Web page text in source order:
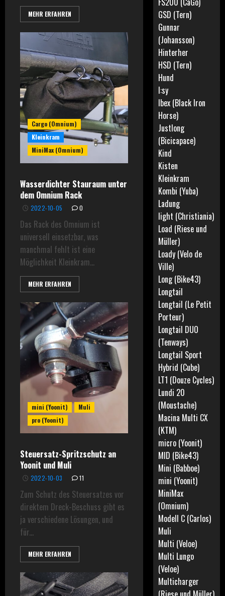
MEHR ERFAHREN
Cargo (Omnium)
Kleinkram
MiniMax (Omnium)
Wasserdichter Stauraum unter
dem Omnium Rack
2022-10-05 0
Das Rack des Omnium ist
universell einsetzbar, was
manchmal fehlt ist eine
Möglichkeit Kleinkram...
MEHR ERFAHREN
mini (Yoonit)
Muli
pro (Yoonit)
Steuersatz-Spritzschutz an
Yoonit und Muli
2022-10-03 11
Zum Schutz des Steuersatzes vor
direktem Dreck-Beschuss gibt es
ja verschiedene Lösungen, und
für...
MEHR ERFAHREN
GSD (Tern)
Gunnar
(Johansson)
Hinterher
HSD (Tern)
Hund
I:sy
Ibex (Black Iron
Horse)
Justlong
(Bicicapace)
Kind
Kisten
Kleinkram
Kombi (Yuba)
Ladung
light (Christiania)
Load (Riese und
Müller)
Loady (Velo de
Ville)
Long (Bike43)
Longtail
Longtail (Le Petit
Porteur)
Longtail DUO
(Tenways)
Longtail Sport
Hybrid (Cube)
LT1 (Douze Cycles)
Lundi 20
(Moustache)
Macina Multi CX
(KTM)
micro (Yoonit)
MID (Bike43)
Mini (Babboe)
mini (Yoonit)
MiniMax
(Omnium)
Modell C (Carlos)
Muli
Multi (Veloe)
Multi Lungo
(Veloe)
Multicharger